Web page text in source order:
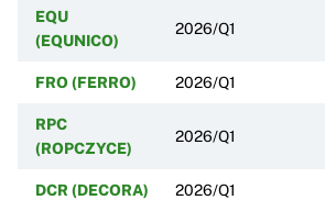
EQU
(EQUNICO)
2026/Q1
FRO (FERRO) 2026/Q1
RPC
(ROPCZYCE)
2026/Q1
DCR (DECORA) 2026/Q1